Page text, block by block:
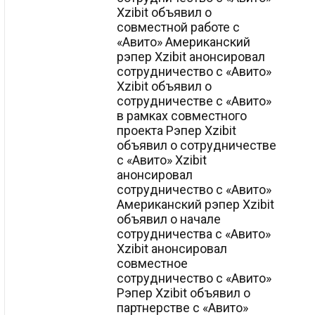
Xzibit объявил о
совместной работе с
«Авито» Американский
рэпер Xzibit анонсировал
сотрудничество с «Авито»
Xzibit объявил о
сотрудничестве с «Авито»
в рамках совместного
проекта Рэпер Xzibit
объявил о сотрудничестве
с «Авито» Xzibit
анонсировал
сотрудничество с «Авито»
Американский рэпер Xzibit
объявил о начале
сотрудничества с «Авито»
Xzibit анонсировал
совместное
сотрудничество с «Авито»
Рэпер Xzibit объявил о
партнерстве с «Авито»